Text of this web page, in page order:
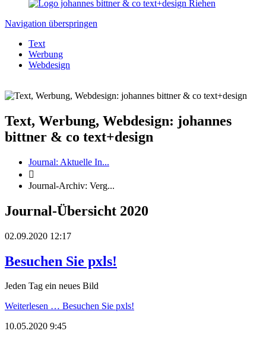
Navigation überspringen
Text
Werbung
Webdesign
Text, Werbung, Webdesign: johannes
bittner & co text+design
Journal: Aktuelle In...

Journal-Archiv: Verg...
Journal-Übersicht 2020
02.09.2020 12:17
Besuchen Sie pxls!
Jeden Tag ein neues Bild
Weiterlesen … Besuchen Sie pxls!
10.05.2020 9:45